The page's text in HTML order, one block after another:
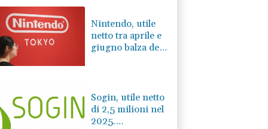
Nintendo, utile
netto tra aprile e
giugno balza del
Sogin, utile netto
di 2,5 milioni nel
2025.